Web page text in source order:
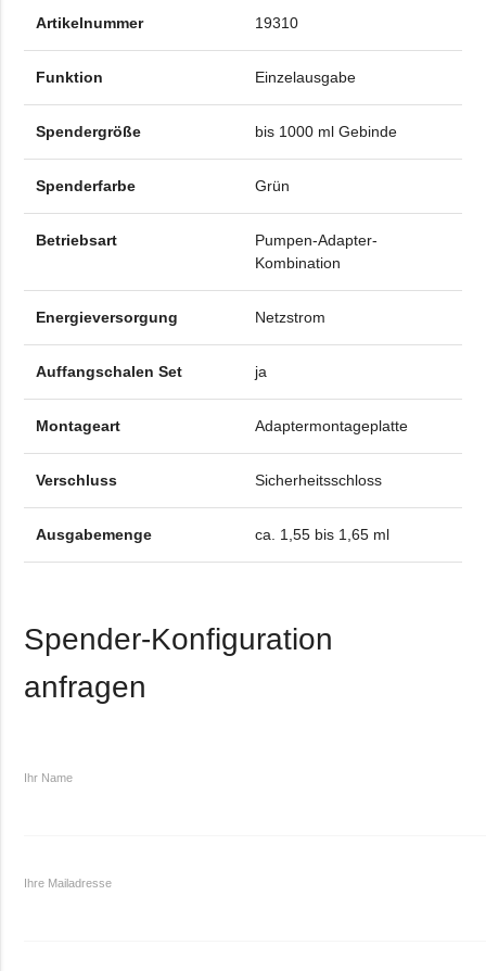
Artikelnummer 19310
Funktion Einzelausgabe
Spendergröße bis 1000 ml Gebinde
Spenderfarbe Grün
Betriebsart
Pumpen-Adapter-
Kombination
Energieversorgung Netzstrom
Auffangschalen Set ja
Montageart Adaptermontageplatte
Verschluss Sicherheitsschloss
Ausgabemenge ca. 1,55 bis 1,65 ml
Spender-Konfiguration
anfragen
Ihr Name
Ihre Mailadresse